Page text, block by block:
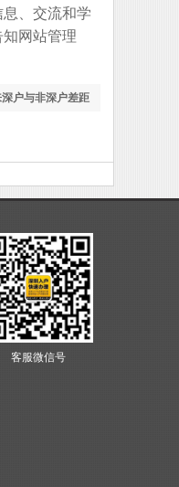
、交流和学
网站管理
户与非深户差距
客服微信号